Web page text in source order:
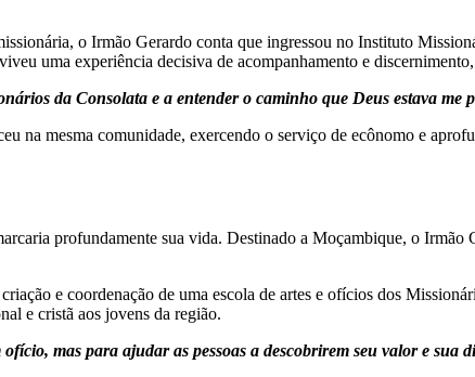
o Irmão Gerardo conta que ingressou no Instituto
uma experiência decisiva de acompanhamento e
da Consolata e a entender o caminho que Deus estava me
na mesma comunidade, exercendo o serviço de ecônomo e
profundamente sua vida. Destinado a Moçambique, o Irmão
e coordenação de uma escola de artes e ofícios dos
e cristã aos jovens da região.
mas para ajudar as pessoas a descobrirem seu valor e sua